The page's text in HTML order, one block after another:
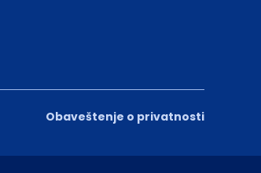
Obaveštenje o privatnosti